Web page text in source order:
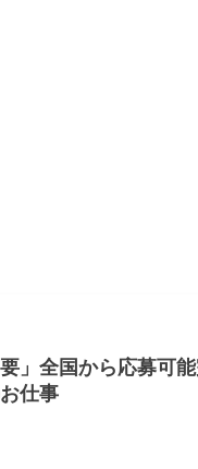
」全国から応募可
仕事